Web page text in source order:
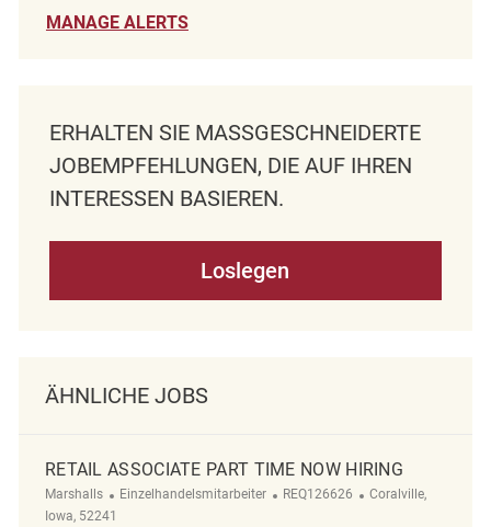
MANAGE ALERTS
ERHALTEN SIE MASSGESCHNEIDERTE J
OBEMPFEHLUNGEN, DIE AUF IHREN I
NTERESSEN BASIEREN.
Loslegen
ÄHNLICHE JOBS
RETAIL ASSOCIATE PART TIME NOW HIRING
Marshalls Kategorie
Einzelhandelsmitarbeiter ReqId
REQ126626 Ort
Coralville,
Iowa, 52241